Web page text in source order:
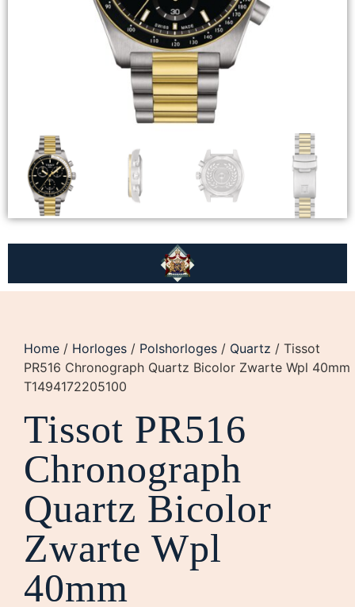
Home / Horloges / Polshorloges / Quartz / Tissot
PR516 Chronograph Quartz Bicolor Zwarte Wpl 40mm
T1494172205100
Tissot PR516
Chronograph
Quartz Bicolor
Zwarte Wpl
40mm